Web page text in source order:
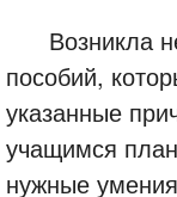
Возникла
пособий,
указанные
учащимся
нужные